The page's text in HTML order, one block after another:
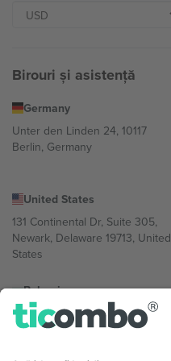
Birouri și asistență
Germany
Unter den Linden 24, 10117
Berlin, Germany
United States
131 Continental Dr, Suite 305,
Newark, Delaware 19713, United
States
Bulgaria
Regus Sofia City West, bul
Totleben 53-55, 1606 Sofia,